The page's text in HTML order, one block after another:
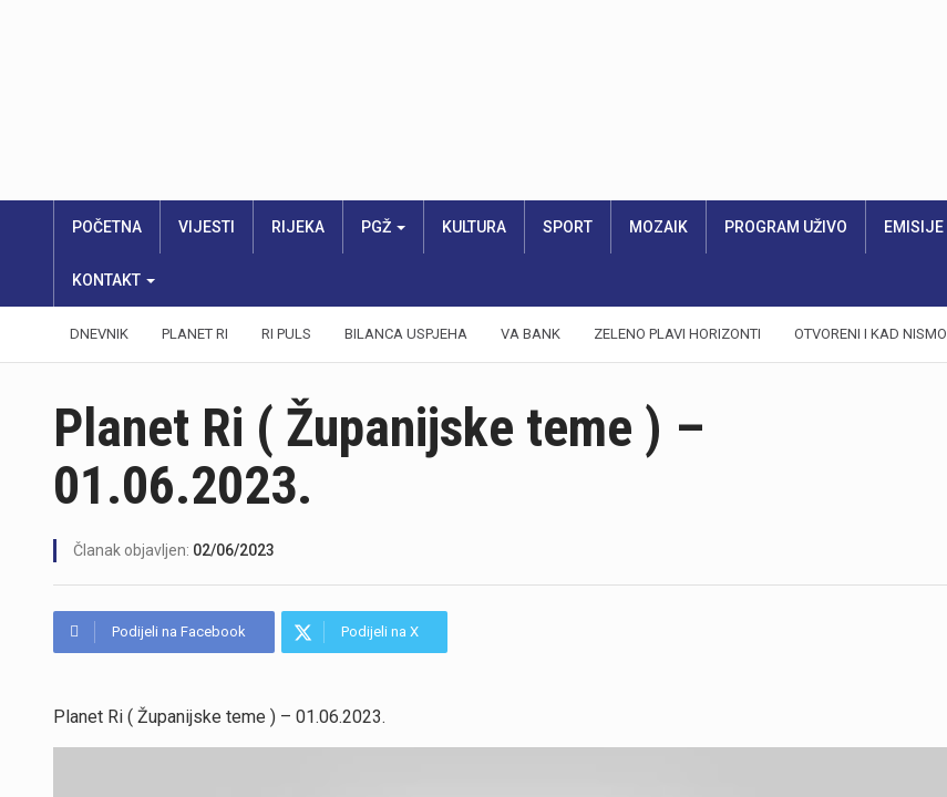
POČETNA VIJESTI RIJEKA PGŽ KULTURA SPORT MOZAIK PROGRAM UŽIVO EMISIJE
KONTAKT
DNEVNIK PLANET RI RI PULS BILANCA USPJEHA VA BANK ZELENO PLAVI HORIZONTI OTVORENI I KAD NISMO
Planet Ri ( Županijske teme ) –
01.06.2023.
Članak objavljen: 02/06/2023
Podijeli na Facebook Podijeli na X
Planet Ri ( Županijske teme ) – 01.06.2023.